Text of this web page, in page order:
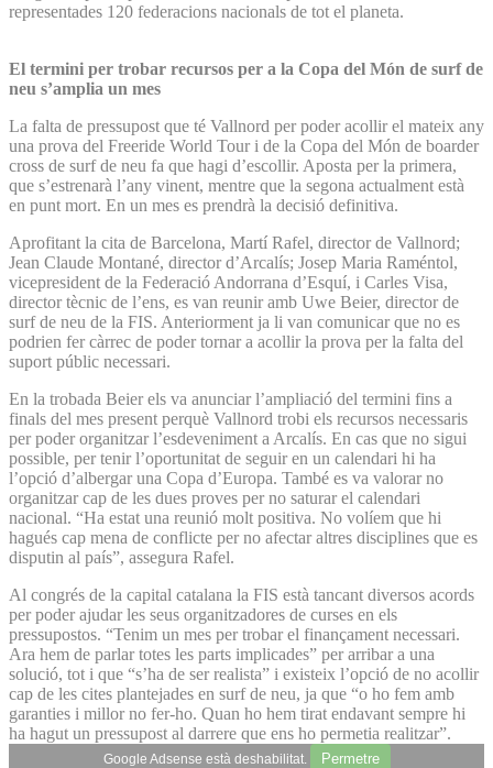
representades 120 federacions nacionals de tot el planeta.
El termini per trobar recursos per a la Copa del Món de surf de
neu s’amplia un mes
La falta de pressupost que té Vallnord per poder acollir el mateix any
una prova del Freeride World Tour i de la Copa del Món de boarder
cross de surf de neu fa que hagi d’escollir. Aposta per la primera,
que s’estrenarà l’any vinent, mentre que la segona actualment està
en punt mort. En un mes es prendrà la decisió definitiva.
Aprofitant la cita de Barcelona, Martí Rafel, director de Vallnord;
Jean Claude Montané, director d’Arcalís; Josep Maria Raméntol,
vicepresident de la Federació Andorrana d’Esquí, i Carles Visa,
director tècnic de l’ens, es van reunir amb Uwe Beier, director de
surf de neu de la FIS. Anteriorment ja li van comunicar que no es
podrien fer càrrec de poder tornar a acollir la prova per la falta del
suport públic necessari.
En la trobada Beier els va anunciar l’ampliació del termini fins a
finals del mes present perquè Vallnord trobi els recursos necessaris
per poder organitzar l’esdeveniment a Arcalís. En cas que no sigui
possible, per tenir l’oportunitat de seguir en un calendari hi ha
l’opció d’albergar una Copa d’Europa. També es va valorar no
organitzar cap de les dues proves per no saturar el calendari
nacional. “Ha estat una reunió molt positiva. No volíem que hi
hagués cap mena de conflicte per no afectar altres disciplines que es
disputin al país”, assegura Rafel.
Al congrés de la capital catalana la FIS està tancant diversos acords
per poder ajudar les seus organitzadores de curses en els
pressupostos. “Tenim un mes per trobar el finançament necessari.
Ara hem de parlar totes les parts implicades” per arribar a una
solució, tot i que “s’ha de ser realista” i existeix l’opció de no acollir
cap de les cites plantejades en surf de neu, ja que “o ho fem amb
garanties i millor no fer-ho. Quan ho hem tirat endavant sempre hi
ha hagut un pressupost al darrere que ens ho permetia realitzar”.
Google Adsense està deshabilitat. Permetre